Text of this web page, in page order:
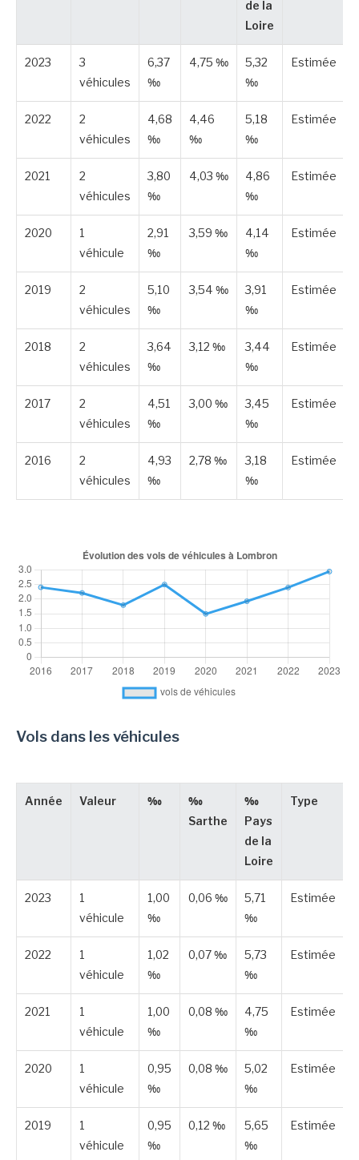
de la
Loire
2023
3
véhicules
6,37
‰
4,75 ‰
5,32
‰
Estimée
2022
2
véhicules
4,68
‰
4,46
‰
5,18
‰
Estimée
2021
2
véhicules
3,80
‰
4,03 ‰
4,86
‰
Estimée
2020
1
véhicule
2,91
‰
3,59 ‰
4,14
‰
Estimée
2019
2
véhicules
5,10
‰
3,54 ‰
3,91
‰
Estimée
2018
2
véhicules
3,64
‰
3,12 ‰
3,44
‰
Estimée
2017
2
véhicules
4,51
‰
3,00 ‰
3,45
‰
Estimée
2016
2
véhicules
4,93
‰
2,78 ‰
3,18
‰
Estimée
Vols dans les véhicules
Année Valeur ‰
‰
Sarthe
‰
Pays
de la
Loire
Type
2023
1
véhicule
1,00
‰
0,06 ‰
5,71
‰
Estimée
2022
1
véhicule
1,02
‰
0,07 ‰
5,73
‰
Estimée
2021
1
véhicule
1,00
‰
0,08 ‰
4,75
‰
Estimée
2020
1
véhicule
0,95
‰
0,08 ‰
5,02
‰
Estimée
2019
1
véhicule
0,95
‰
0,12 ‰
5,65
‰
Estimée